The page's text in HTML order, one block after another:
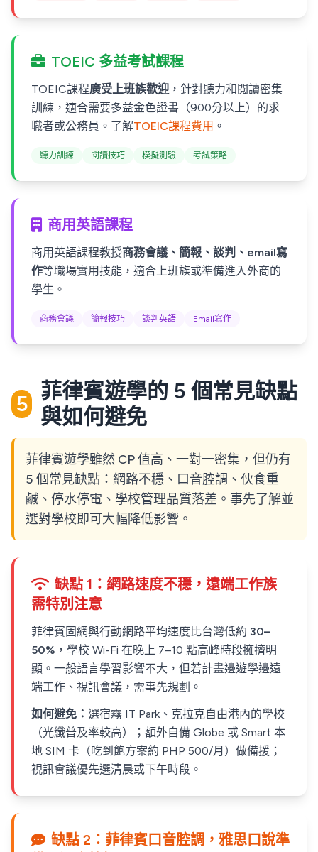
TOEIC 多益考試課程
TOEIC課程廣受上班族歡迎 ，針對聽力和閱讀密集
訓練，適合需要多益金色證書（900分以上）的求
職者或公務員。了解TOEIC課程費用 。
聽力訓練 閱讀技巧 模擬測驗 考試策略
商用英語課程
商用英語課程教授商務會議、簡報、談判、email寫
作等職場實用技能，適合上班族或準備進入外商的
學生。
商務會議 簡報技巧 談判英語 Email寫作
5 菲律賓遊學的 5 個常見缺點
與如何避免
菲律賓遊學雖然 CP 值高、一對一密集，但仍有
5 個常見缺點：網路不穩、口音腔調、伙食重
鹹、停水停電、學校管理品質落差。事先了解並
選對學校即可大幅降低影響。
缺點 1：網路速度不穩，遠端工作族
需特別注意
菲律賓固網與行動網路平均速度比台灣低約 30–
50% ，學校 Wi-Fi 在晚上 7–10 點高峰時段擁擠明
顯。一般語言學習影響不大，但若計畫邊遊學邊遠
端工作、視訊會議，需事先規劃。
如何避免： 選宿霧 IT Park、克拉克自由港內的學校
（光纖普及率較高）；額外自備 Globe 或 Smart 本
地 SIM 卡（吃到飽方案約 PHP 500/月）做備援；
視訊會議優先選清晨或下午時段。
缺點 2：菲律賓口音腔調，雅思口說準